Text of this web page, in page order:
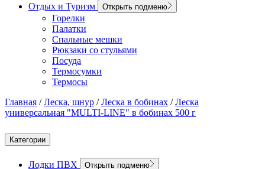
Отдых и Туризм
Открыть подменю
Горелки
Палатки
Спальные мешки
Рюкзаки со стульями
Посуда
Термосумки
Термосы
Главная /Леска, шнур /Леска в бобинах /Леска
универсальная "MULTI-LINE" в бобинах 500 г
Категории
Лодки ПВХ Открыть подменю